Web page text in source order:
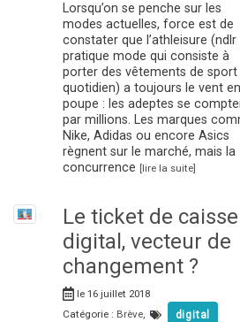
Lorsqu’on se penche sur les
modes actuelles, force est de
constater que l’athleisure (ndlr
pratique mode qui consiste à
porter des vêtements de sport
quotidien) a toujours le vent en
poupe : les adeptes se
par millions. Les marques
Nike, Adidas ou encore Asics
règnent sur le marché, mais la
concurrence [lire la suite]
Le ticket de caisse
digital, vecteur de
changement ?
le 16 juillet 2018
Catégorie : Brève, digital